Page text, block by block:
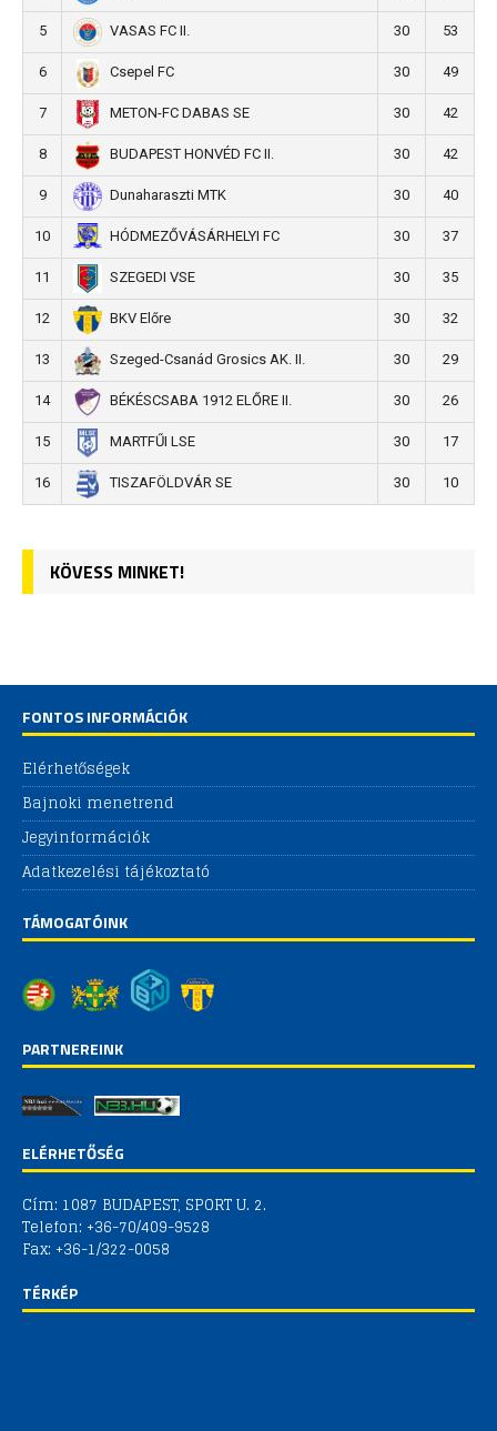
5 VASAS FC II. 30 53
6 Csepel FC 30 49
7 METON-FC DABAS SE 30 42
8 BUDAPEST HONVÉD FC II. 30 42
9 Dunaharaszti MTK 30 40
10 HÓDMEZŐVÁSÁRHELYI FC 30 37
11 SZEGEDI VSE 30 35
12 BKV Előre 30 32
13 Szeged-Csanád Grosics AK. II. 30 29
14 BÉKÉSCSABA 1912 ELŐRE II. 30 26
15 MARTFŰI LSE 30 17
16 TISZAFÖLDVÁR SE 30 10
KÖVESS MINKET!
FONTOS INFORMÁCIÓK
Elérhetőségek
Bajnoki menetrend
Jegyinformációk
Adatkezelési tájékoztató
TÁMOGATÓINK
PARTNEREINK
ELÉRHETŐSÉG
Cím: 1087 BUDAPEST, SPORT U. 2.
Telefon: +36-70/409-9528
Fax: +36-1/322-0058
TÉRKÉP